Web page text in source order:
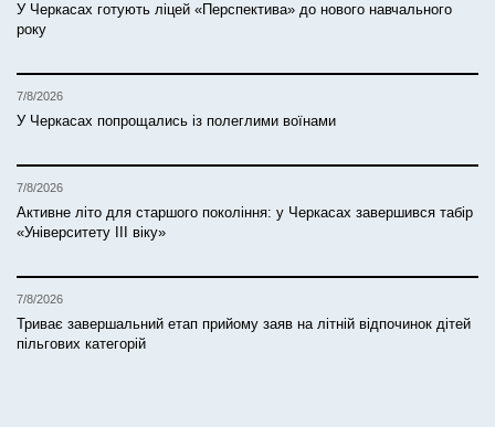
У Черкасах готують ліцей «Перспектива» до нового навчального
року
7/8/2026
У Черкасах попрощались із полеглими воїнами
7/8/2026
Активне літо для старшого покоління: у Черкасах завершився табір
«Університету ІІІ віку»
7/8/2026
Триває завершальний етап прийому заяв на літній відпочинок дітей
пільгових категорій